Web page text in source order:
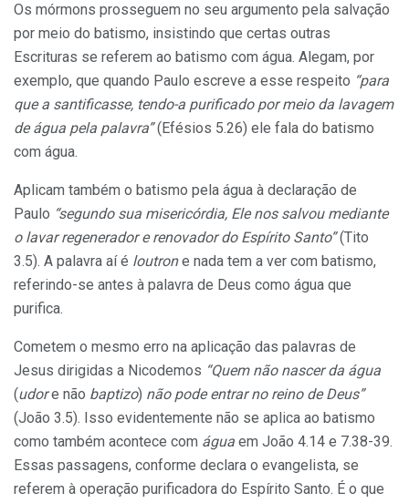
Os mórmons prosseguem no seu argumento pela salvação
por meio do batismo, insistindo que certas outras
Escrituras se referem ao batismo com água. Alegam, por
exemplo, que quando Paulo escreve a esse respeito “para
que a santificasse, tendo-a purificado por meio da lavagem
de água pela palavra”(Efésios 5.26) ele fala do batismo
com água.
Aplicam também o batismo pela água à declaração de
Paulo “segundo sua misericórdia, Ele nos salvou mediante
o lavar regenerador e renovador do Espírito Santo”(Tito
3.5). A palavra aí é loutrone nada tem a ver com batismo,
referindo-se antes à palavra de Deus como água que
purifica.
Cometem o mesmo erro na aplicação das palavras de
Jesus dirigidas a Nicodemos “Quem não nascer da água
(udore não baptizo) não pode entrar no reino de Deus”
(João 3.5). Isso evidentemente não se aplica ao batismo
como também acontece com água em João 4.14 e 7.38-39.
Essas passagens, conforme declara o evangelista, se
referem à operação purificadora do Espírito Santo. É o que